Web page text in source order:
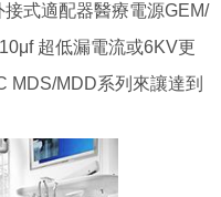
式適配器醫療電源GEM/
超低漏電流或6KV更
MDS/MDD系列來讓達到